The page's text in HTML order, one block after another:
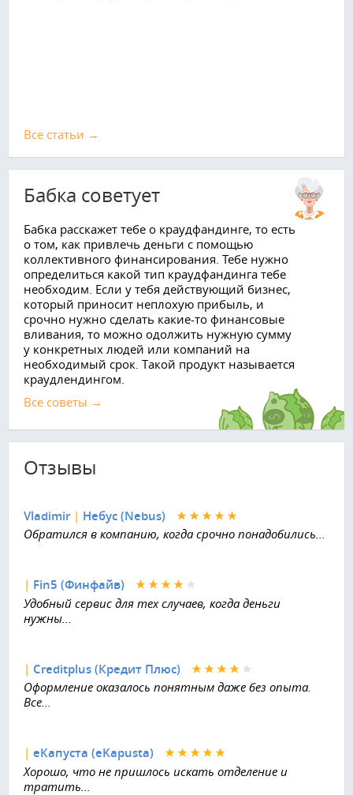
Все cтатьи →
Бабка советует
Бабка расскажет тебе о краудфандинге, то есть
о том, как привлечь деньги с помощью
коллективного финансирования. Тебе нужно
определиться какой тип краудфандинга тебе
необходим. Если у тебя действующий бизнес,
который приносит неплохую прибыль, и
срочно нужно сделать какие-то финансовые
вливания, то можно одолжить нужную сумму
у конкретных людей или компаний на
необходимый срок. Такой продукт называется
краудлендингом.
Все советы →
Отзывы
Vladimir | Небус (Nebus)
Обратился в компанию, когда срочно понадобились...
| Fin5 (Финфайв)
Удобный сервис для тех случаев, когда деньги
нужны...
| Creditplus (Кредит Плюс)
Оформление оказалось понятным даже без опыта.
Все...
| еКапуста (eKapusta)
Хорошо, что не пришлось искать отделение и
тратить...